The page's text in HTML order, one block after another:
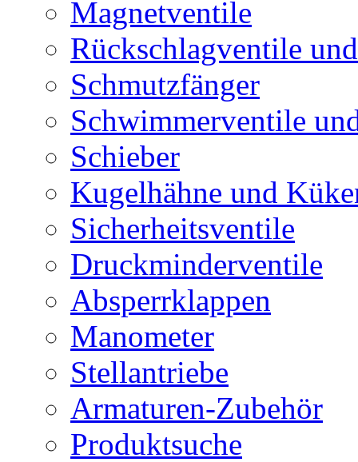
Magnetventile
Rückschlagventile
Schmutzfänger
Schwimmerventile
Schieber
Kugelhähne und
Sicherheitsventile
Druckminderventile
Absperrklappen
Manometer
Stellantriebe
Armaturen-Zubehör
Produktsuche